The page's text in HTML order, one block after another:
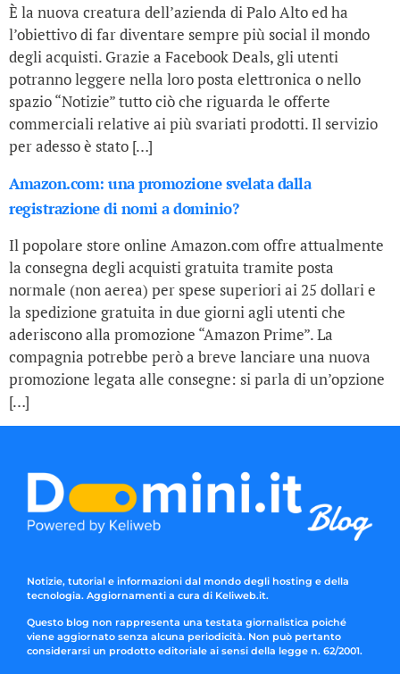
È la nuova creatura dell’azienda di Palo Alto ed ha
l’obiettivo di far diventare sempre più social il mondo
degli acquisti. Grazie a Facebook Deals, gli utenti
potranno leggere nella loro posta elettronica o nello
spazio “Notizie” tutto ciò che riguarda le offerte
commerciali relative ai più svariati prodotti. Il servizio
per adesso è stato […]
Amazon.com: una promozione svelata dalla
registrazione di nomi a dominio?
Il popolare store online Amazon.com offre attualmente
la consegna degli acquisti gratuita tramite posta
normale (non aerea) per spese superiori ai 25 dollari e
la spedizione gratuita in due giorni agli utenti che
aderiscono alla promozione “Amazon Prime”. La
compagnia potrebbe però a breve lanciare una nuova
promozione legata alle consegne: si parla di un’opzione
[…]
Notizie, tutorial e informazioni dal mondo degli hosting e della
tecnologia. Aggiornamenti a cura di Keliweb.it.
Questo blog non rappresenta una testata giornalistica poiché
viene aggiornato senza alcuna periodicità. Non può pertanto
considerarsi un prodotto editoriale ai sensi della legge n. 62/2001.